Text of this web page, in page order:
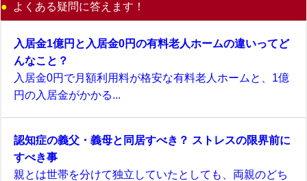
よくある疑問に答えます！
入居金1億円と入居金0円の有料老人ホームの違いってど
んなこと？
入居金0円で月額利用料が格安な有料老人ホームと、1億
円の入居金がかかる...
認知症の義父・義母と同居すべき？ ストレスの限界前に
すべき事
親とは世帯を分けて独立していたとしても、両親のどち